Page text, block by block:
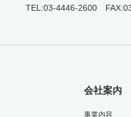
TEL:03-4446-2600
会社案内
事業内容